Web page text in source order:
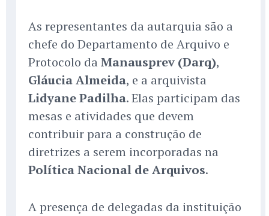
As representantes da autarquia são a
chefe do Departamento de Arquivo e
Protocolo da Manausprev (Darq),
Gláucia Almeida, e a arquivista
Lidyane Padilha. Elas participam das
mesas e atividades que devem
contribuir para a construção de
diretrizes a serem incorporadas na
Política Nacional de Arquivos.
A presença de delegadas da instituição